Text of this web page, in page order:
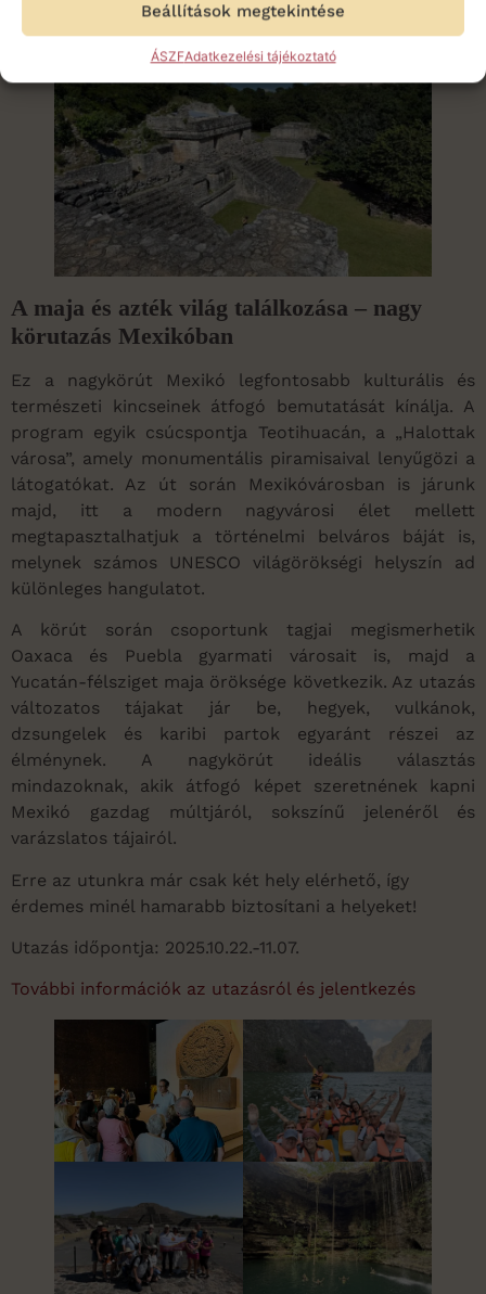
Beállítások megtekintése
ÁSZFAdatkezelési tájékoztató
A maja és azték világ találkozása – nagy
körutazás Mexikóban
Ez a nagykörút Mexikó legfontosabb kulturális és
természeti kincseinek átfogó bemutatását kínálja. A
program egyik csúcspontja Teotihuacán, a „Halottak
városa”, amely monumentális piramisaival lenyűgözi a
látogatókat. Az út során Mexikóvárosban is járunk
majd, itt a modern nagyvárosi élet mellett
megtapasztalhatjuk a történelmi belváros báját is,
melynek számos UNESCO világörökségi helyszín ad
különleges hangulatot.
A körút során csoportunk tagjai megismerhetik
Oaxaca és Puebla gyarmati városait is, majd a
Yucatán-félsziget maja öröksége következik. Az utazás
változatos tájakat jár be, hegyek, vulkánok,
dzsungelek és karibi partok egyaránt részei az
élménynek. A nagykörút ideális választás
mindazoknak, akik átfogó képet szeretnének kapni
Mexikó gazdag múltjáról, sokszínű jelenéről és
varázslatos tájairól.
Erre az utunkra már csak két hely elérhető, így
érdemes minél hamarabb biztosítani a helyeket!
Utazás időpontja: 2025.10.22.-11.07.
További információk az utazásról és jelentkezés